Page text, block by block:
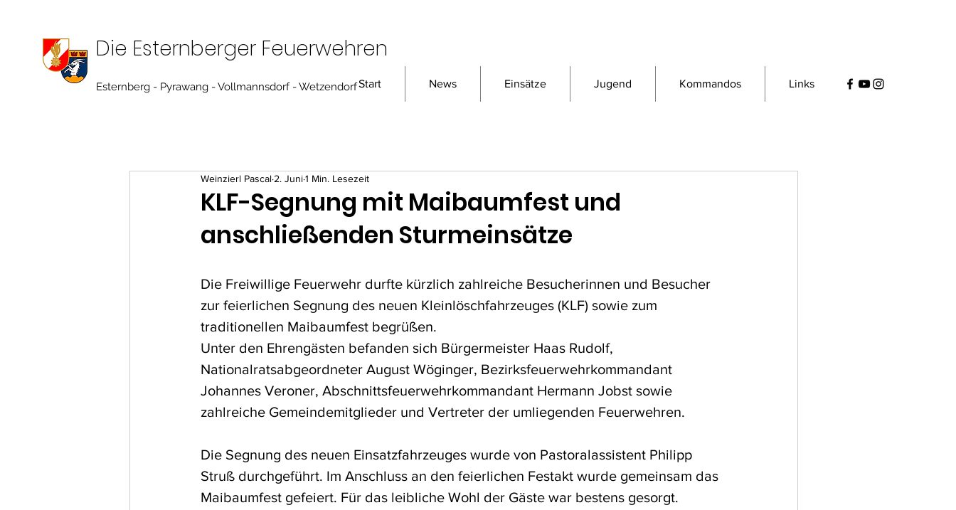
Die Esternberger Feuerwehren
Esternberg - Pyrawang - Vollmannsdorf - WetzendorfStart News Einsätze Jugend Kommandos Links
KLF-Segnung mit Maibaumfest und
anschließenden Sturmeinsätze
Weinzierl Pascal 2. Juni1 Min. Lesezeit
Die Freiwillige Feuerwehr durfte kürzlich zahlreiche Besucherinnen und Besucher
zur feierlichen Segnung des neuen Kleinlöschfahrzeuges (KLF) sowie zum
traditionellen Maibaumfest begrüßen.
Unter den Ehrengästen befanden sich Bürgermeister Haas Rudolf,
Nationalratsabgeordneter August Wöginger, Bezirksfeuerwehrkommandant
Johannes Veroner, Abschnittsfeuerwehrkommandant Hermann Jobst sowie
zahlreiche Gemeindemitglieder und Vertreter der umliegenden Feuerwehren.
Die Segnung des neuen Einsatzfahrzeuges wurde von Pastoralassistent Philipp
Struß durchgeführt. Im Anschluss an den feierlichen Festakt wurde gemeinsam das
Maibaumfest gefeiert. Für das leibliche Wohl der Gäste war bestens gesorgt.